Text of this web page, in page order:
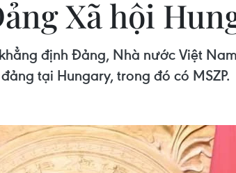
Xã hội
định Đảng, Nhà nước Việt
tại Hungary, trong đó có MSZP.